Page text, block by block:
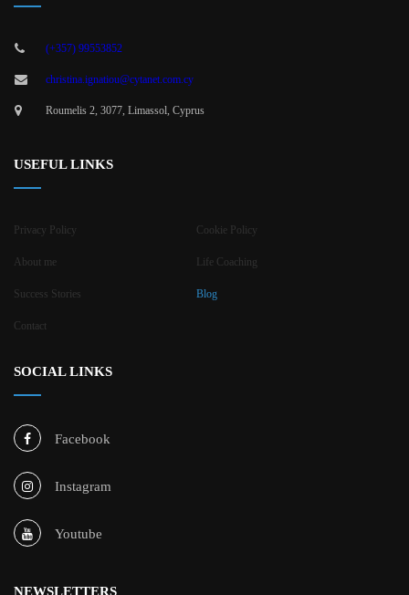
(+357) 99553852
christina.ignatiou@cytanet.com.cy
Roumelis 2, 3077, Limassol, Cyprus
USEFUL LINKS
Privacy Policy Cookie Policy
About me Life Coaching
Success Stories Blog
Contact
SOCIAL LINKS
Facebook
Instagram
Youtube
NEWSLETTERS